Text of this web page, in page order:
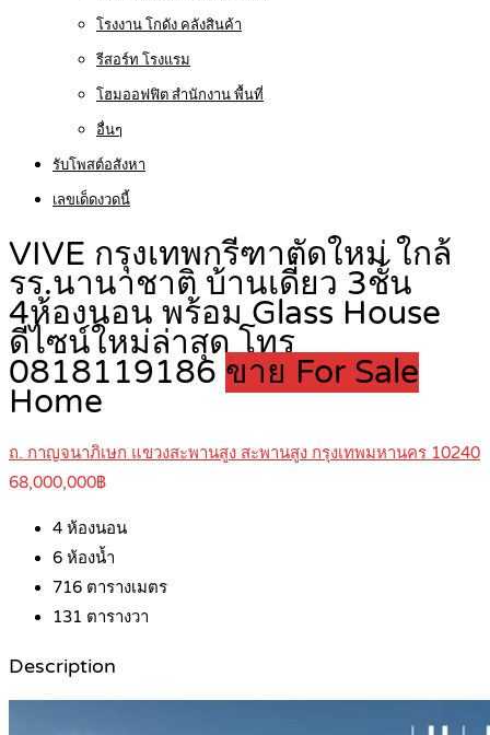
โรงงาน โกดัง คลังสินค้า
รีสอร์ท โรงแรม
โฮมออฟฟิต สำนักงาน พื้นที่
อื่นๆ
รับโพสต์อสังหา
เลขเด็ดงวดนี้
VIVE กรุงเทพกรีฑาตัดใหม่ ใกล้
รร.นานาชาติ บ้านเดี่ยว 3ชั้น
4ห้องนอน พร้อม Glass House
ดีไซน์ใหม่ล่าสุด โทร
0818119186 ขาย For Sale
Home
ถ. กาญจนาภิเษก แขวงสะพานสูง สะพานสูง กรุงเทพมหานคร 10240
68,000,000฿
4 ห้องนอน
6 ห้องน้ำ
716 ตารางเมตร
131 ตารางวา
Description